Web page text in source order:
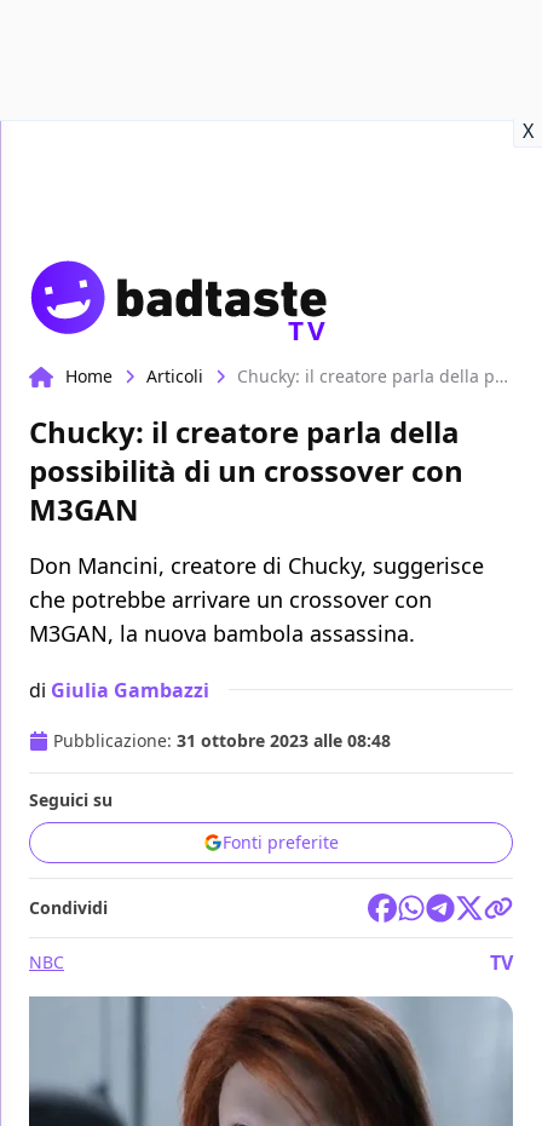
X
TV
Home Articoli Chucky: il creatore parla della possibilità di un crossover con M3GAN
Chucky: il creatore parla della
possibilità di un crossover con
M3GAN
Don Mancini, creatore di Chucky, suggerisce
che potrebbe arrivare un crossover con
M3GAN, la nuova bambola assassina.
di Giulia Gambazzi
Pubblicazione: 31 ottobre 2023 alle 08:48
Seguici su
Fonti preferite
Condividi
NBC TV